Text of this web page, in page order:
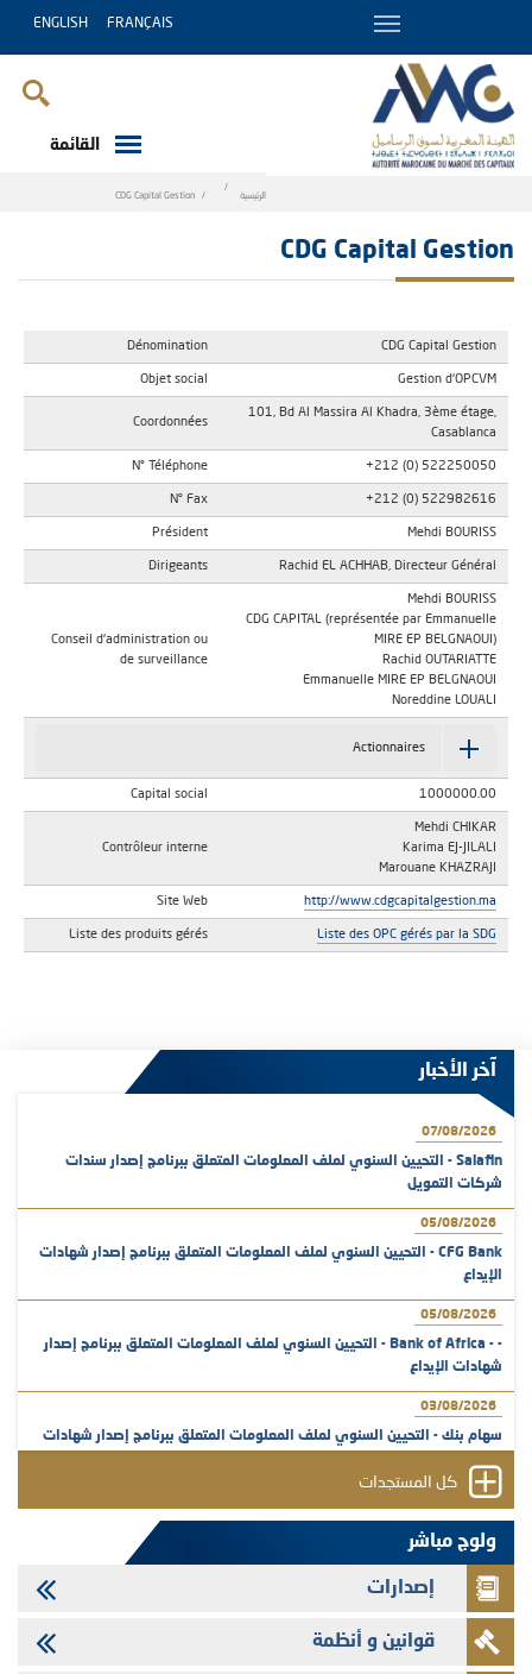
FRANÇAIS
ENGLISH
القائمة
الرئيسية CDG Capital Gestion
CDG Capital Gestion
Dénomination CDG Capital Gestion
Objet social Gestion d'OPCVM
Coordonnées
101, Bd Al Massira Al Khadra, 3ème étage,
Casablanca
N° Téléphone +212 (0) 522250050
N° Fax +212 (0) 522982616
Président Mehdi BOURISS
Dirigeants Rachid EL ACHHAB, Directeur Général
Conseil d'administration ou
de surveillance
Mehdi BOURISS
CDG CAPITAL (représentée par Emmanuelle
MIRE EP BELGNAOUI)
Rachid OUTARIATTE
Emmanuelle MIRE EP BELGNAOUI
Noreddine LOUALI
Actionnaires
Capital social 1000000.00
Contrôleur interne
Mehdi CHIKAR
Karima EJ-JILALI
Marouane KHAZRAJI
Site Web http://www.cdgcapitalgestion.ma
Liste des produits gérés Liste des OPC gérés par la SDG
آخر الأخبار
07/08/2026
Salafin - التحيين السنوي لملف المعلومات المتعلق ببرنامج إصدار سندات
شركات التمويل
05/08/2026
CFG Bank - التحيين السنوي لملف المعلومات المتعلق ببرنامج إصدار شهادات
الإيداع
05/08/2026
- - Bank of Africa - التحيين السنوي لملف المعلومات المتعلق ببرنامج إصدار
شهادات الإيداع
03/08/2026
سهام بنك - التحيين السنوي لملف المعلومات المتعلق ببرنامج إصدار شهادات
31/07/2026
VEOLIA ENVIRONNEMENT - تؤشر الهيئة المغربية لسوق الرساميل على
المنشور النهائي المتعلق بالزيادة في الرأسمال المخصصة لأجراء المجموعة
29/07/2026
وفابايل - التحيين السنوي لملف المعلومات المتعلق ببرنامج إصدار سندات
شركات التمويل
كل المستجدات
ولوج مباشر
إصدارات
قوانين و أنظمة